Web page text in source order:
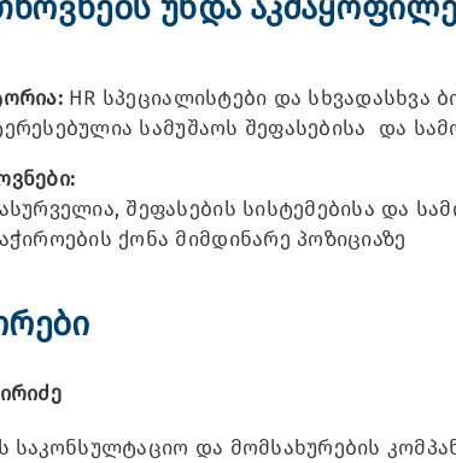
უნდა
HR სპეციალისტები და სხვადასხვა
სამუშაოს შეფასებისა და
შეფასების სისტემებისა და
ქონა მიმდინარე პოზიციაზე
საკონსულტაციო და მომსახურების